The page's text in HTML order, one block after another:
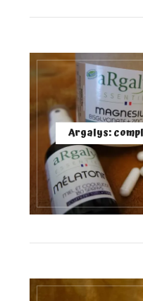
Argalys: